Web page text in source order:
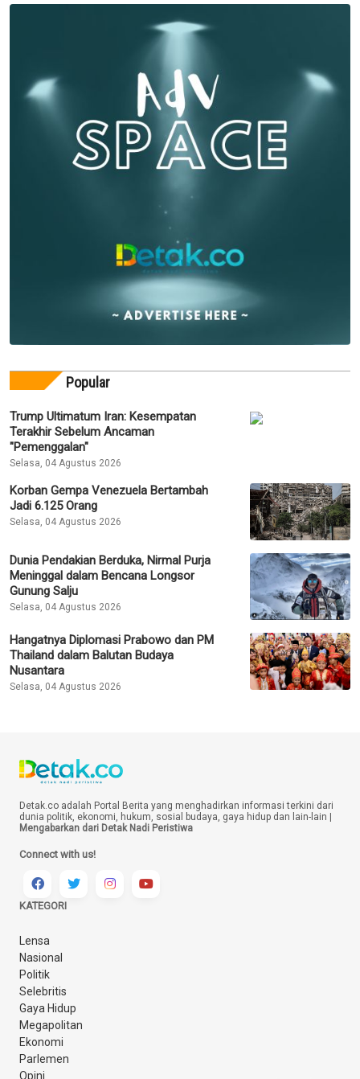
Popular
Trump Ultimatum Iran: Kesempatan
Terakhir Sebelum Ancaman
"Pemenggalan"
Selasa, 04 Agustus 2026
Korban Gempa Venezuela Bertambah
Jadi 6.125 Orang
Selasa, 04 Agustus 2026
Dunia Pendakian Berduka, Nirmal Purja
Meninggal dalam Bencana Longsor
Gunung Salju
Selasa, 04 Agustus 2026
Hangatnya Diplomasi Prabowo dan PM
Thailand dalam Balutan Budaya
Nusantara
Selasa, 04 Agustus 2026
Detak.co adalah Portal Berita yang menghadirkan informasi terkini dari
dunia politik, ekonomi, hukum, sosial budaya, gaya hidup dan lain-lain |
Mengabarkan dari Detak Nadi Peristiwa
Connect with us!
KATEGORI
Lensa
Nasional
Politik
Selebritis
Gaya Hidup
Megapolitan
Ekonomi
Parlemen
Opini